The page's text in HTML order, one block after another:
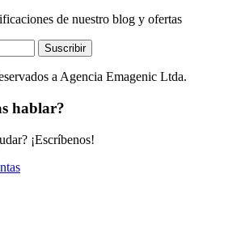
de nuestro blog y ofertas
Suscribir
a Agencia Emagenic Ltda.
hablar?
¡Escríbenos!